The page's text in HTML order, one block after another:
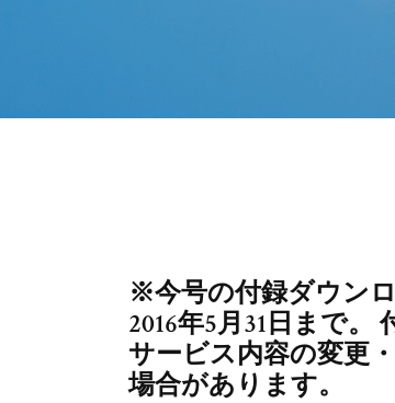
※今号の付録ダウン
2016年5月31日まで
サービス内容の変更
場合があります。